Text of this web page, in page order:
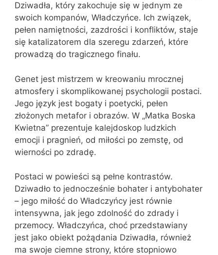
Dziwadła, który zakochuje się w jednym ze
swoich kompanów, Władczyńce. Ich związek,
pełen namiętności, zazdrości i konfliktów, staje
się katalizatorem dla szeregu zdarzeń, które
prowadzą do tragicznego finału.
Genet jest mistrzem w kreowaniu mrocznej
atmosfery i skomplikowanej psychologii postaci.
Jego język jest bogaty i poetycki, pełen
złożonych metafor i obrazów. W „Matka Boska
Kwietna” prezentuje kalejdoskop ludzkich
emocji i pragnień, od miłości po zemstę, od
wierności po zdradę.
Postaci w powieści są pełne kontrastów.
Dziwadło to jednocześnie bohater i antybohater
– jego miłość do Władczyńcy jest równie
intensywna, jak jego zdolność do zdrady i
przemocy. Władczyńca, choć przedstawiany
jest jako obiekt pożądania Dziwadła, również
ma swoje ciemne strony, które stopniowo